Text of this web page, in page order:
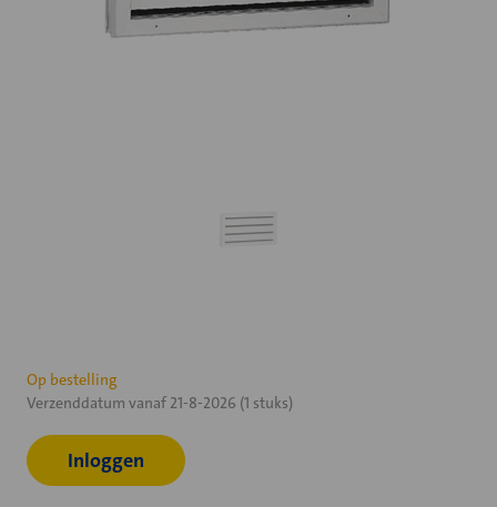
Huidige
voorraad:
Op bestelling
Verzenddatum vanaf 21-8-2026 (1 stuks)
Inloggen